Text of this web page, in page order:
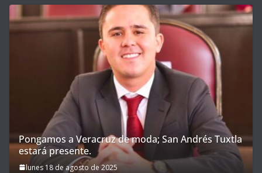
Pongamos a Veracruz de moda; San Andrés Tuxtla
estará presente.
lunes 18 de agosto de 2025